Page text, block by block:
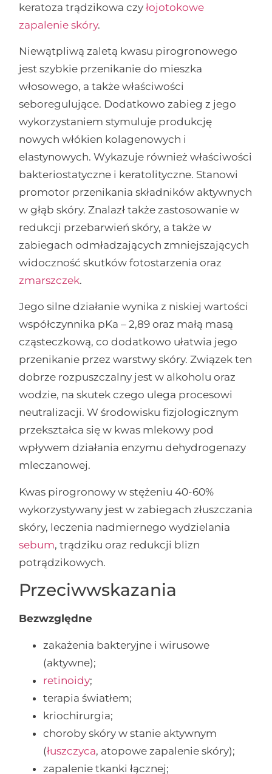
keratoza trądzikowa czyłojotokowe
zapalenie skóry.
Niewątpliwą zaletą kwasu pirogronowego
jest szybkie przenikanie do mieszka
włosowego, a także właściwości
seboregulujące. Dodatkowo zabieg z jego
wykorzystaniem stymuluje produkcję
nowych włókien kolagenowych i
elastynowych. Wykazuje również właściwości
bakteriostatyczne i keratolityczne. Stanowi
promotor przenikania składników aktywnych
w głąb skóry. Znalazł także zastosowanie w
redukcji przebarwień skóry, a także w
zabiegach odmładzających zmniejszających
widoczność skutków fotostarzenia oraz
zmarszczek.
Jego silne działanie wynika z niskiej wartości
współczynnika pKa – 2,89 oraz małą masą
cząsteczkową, co dodatkowo ułatwia jego
przenikanie przez warstwy skóry. Związek ten
dobrze rozpuszczalny jest w alkoholu oraz
wodzie, na skutek czego ulega procesowi
neutralizacji. W środowisku fizjologicznym
przekształca się w kwas mlekowy pod
wpływem działania enzymu dehydrogenazy
mleczanowej.
Kwas pirogronowy w stężeniu 40-60%
wykorzystywany jest w zabiegach złuszczania
skóry, leczenia nadmiernego wydzielania
sebum, trądziku oraz redukcji blizn
potrądzikowych.
Przeciwwskazania
Bezwzględne
zakażenia bakteryjne i wirusowe
(aktywne);
retinoidy;
terapia światłem;
kriochirurgia;
choroby skóry w stanie aktywnym
(łuszczyca, atopowe zapalenie skóry);
zapalenie tkanki łącznej;